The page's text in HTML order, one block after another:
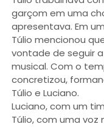
garçom em uma
apresentava. Em
Túlio mencionou
vontade de seguir
musical. Com o
concretizou,
Túlio e Luciano.
Luciano, com um
Túlio, com uma voz